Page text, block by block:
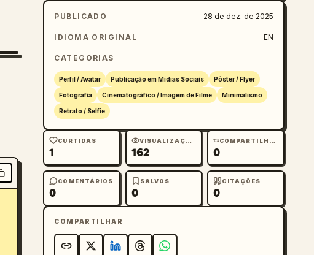
PUBLICADO 28 de dez. de 2025
IDIOMA ORIGINAL EN
CATEGORIAS
Perfil / Avatar Publicação em Mídias Sociais Pôster / Flyer
Fotografia Cinematográfico / Imagem de Filme Minimalismo
Retrato / Selfie
CURTIDAS
1
VISUALIZAÇÕES
162
COMPARTILHAMENTOS
0
COMENTÁRIOS
0
SALVOS
0
CITAÇÕES
0
COMPARTILHAR